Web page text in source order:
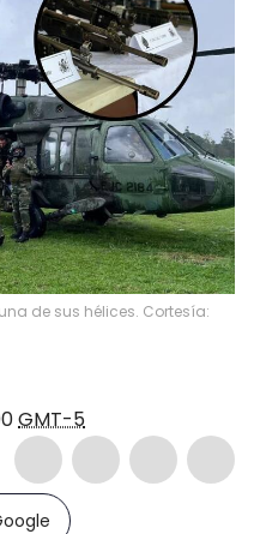
de sus hélices. Cortesía:
GMT-5